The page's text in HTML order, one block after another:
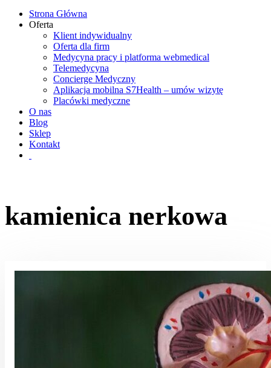
Strona Główna
Oferta
Klient indywidualny
Oferta dla firm
Medycyna pracy i platforma webmedical
Telemedycyna
Concierge Medyczny
Aplikacja mobilna S7Health – umów wizytę
Placówki medyczne
O nas
Blog
Sklep
Kontakt
kamienica nerkowa